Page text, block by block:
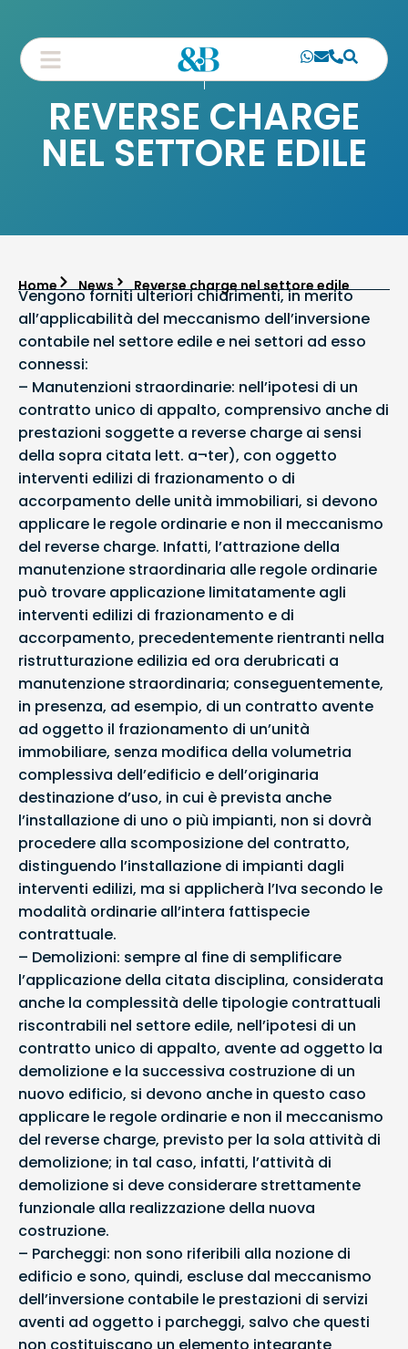
REVERSE CHARGE
NEL SETTORE EDILE
Home News Reverse charge nel settore edile
Vengono forniti ulteriori chiarimenti, in merito
all’applicabilità del meccanismo dell’inversione
contabile nel settore edile e nei settori ad esso
connessi:
– Manutenzioni straordinarie: nell’ipotesi di un
contratto unico di appalto, comprensivo anche di
prestazioni soggette a reverse charge ai sensi
della sopra citata lett. a¬ter), con oggetto
interventi edilizi di frazionamento o di
accorpamento delle unità immobiliari, si devono
applicare le regole ordinarie e non il meccanismo
del reverse charge. Infatti, l’attrazione della
manutenzione straordinaria alle regole ordinarie
può trovare applicazione limitatamente agli
interventi edilizi di frazionamento e di
accorpamento, precedentemente rientranti nella
ristrutturazione edilizia ed ora derubricati a
manutenzione straordinaria; conseguentemente,
in presenza, ad esempio, di un contratto avente
ad oggetto il frazionamento di un’unità
immobiliare, senza modifica della volumetria
complessiva dell’edificio e dell’originaria
destinazione d’uso, in cui è prevista anche
l’installazione di uno o più impianti, non si dovrà
procedere alla scomposizione del contratto,
distinguendo l’installazione di impianti dagli
interventi edilizi, ma si applicherà l’Iva secondo le
modalità ordinarie all’intera fattispecie
contrattuale.
– Demolizioni: sempre al fine di semplificare
l’applicazione della citata disciplina, considerata
anche la complessità delle tipologie contrattuali
riscontrabili nel settore edile, nell’ipotesi di un
contratto unico di appalto, avente ad oggetto la
demolizione e la successiva costruzione di un
nuovo edificio, si devono anche in questo caso
applicare le regole ordinarie e non il meccanismo
del reverse charge, previsto per la sola attività di
demolizione; in tal caso, infatti, l’attività di
demolizione si deve considerare strettamente
funzionale alla realizzazione della nuova
costruzione.
– Parcheggi: non sono riferibili alla nozione di
edificio e sono, quindi, escluse dal meccanismo
dell’inversione contabile le prestazioni di servizi
aventi ad oggetto i parcheggi, salvo che questi